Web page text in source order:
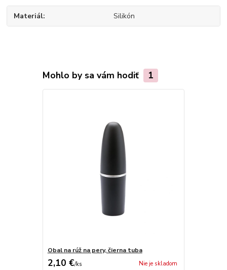
Materiál Silikón
Mohlo by sa vám hodiť 1
Obal na rúž na pery, čierna tuba
2,10 €/ks Nie je skladom